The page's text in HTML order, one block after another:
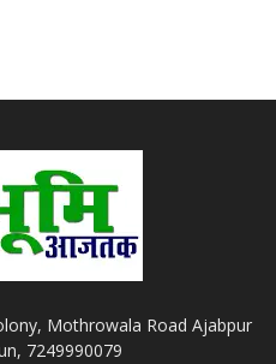
Mothrowala Road Ajabpur
7249990079